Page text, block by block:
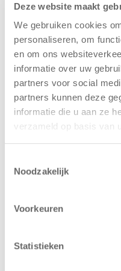
Deze website maakt
We gebruiken cookies
personaliseren, om
en om ons
informatie over uw
partners voor social
partners kunnen deze
informatie die u aan ze
verzameld op basis van
Noodzakelijk
Voorkeuren
Statistieken
Kinderen BSO
De
Westerburcht
trainen alvast
voor Kids First
Mini 4 Mijl
2026 – Kinderen
voor de Kids First